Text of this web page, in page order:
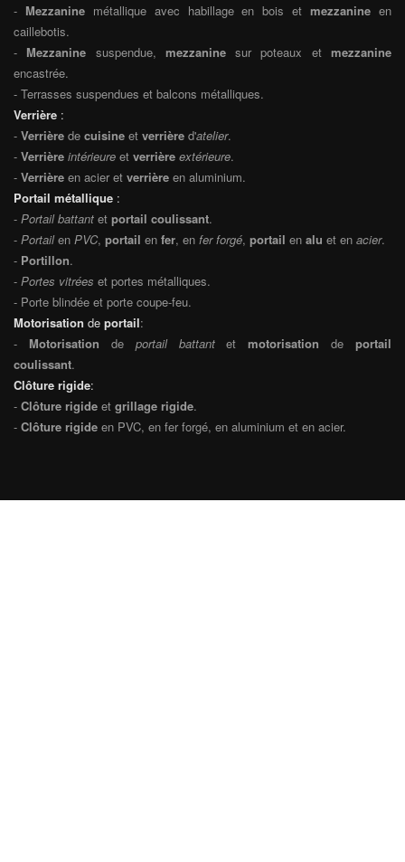
- Mezzaninemétallique avec habillage en bois etmezzanine en
caillebotis.
- Mezzanine suspendue, mezzaninesur poteaux etmezzanine
encastrée.
- Terrasses suspendues et balcons métalliques.
Verrière :
- Verrière de cuisine et verrière d'atelier.
- Verrière intérieure et verrière extérieure.
- Verrière en acier et verrière en aluminium.
Portail métallique :
- Portail battant et portail coulissant.
- Portailen PVC, portail en fer, en fer forgé, portail en alu et en acier.
- Portillon.
- Portes vitrées et portes métalliques.
- Porte blindée et porte coupe-feu.
Motorisation de portail:
- Motorisation de portail battantetmotorisation de portail
coulissant.
Clôture rigide:
- Clôture rigide et grillage rigide.
- Clôture rigide en PVC, en fer forgé, en aluminium et en acier.